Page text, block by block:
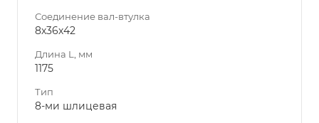
Соединение вал-втулка
8х36х42
Длина L, мм
1175
Тип
8-ми шлицевая